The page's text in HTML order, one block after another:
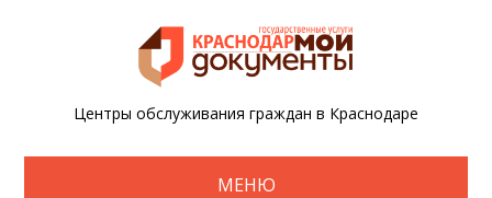
Центры обслуживания граждан в Краснодаре
МЕНЮ